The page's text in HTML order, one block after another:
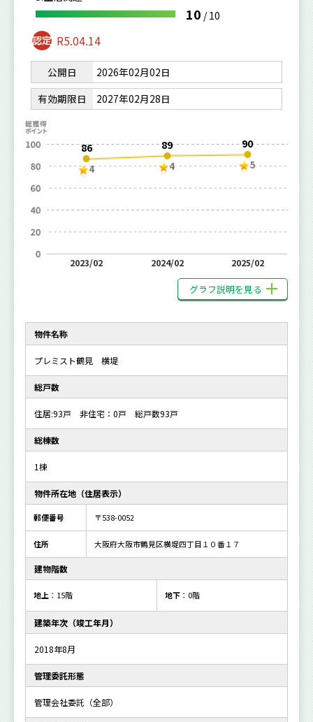
10 /10
R5.04.14
公開日
2026年02月02日
有効期限日
2027年02月28日
86
4
2023/02
89
4
2024/02
90
5
2025/02
グラフ説明を見る
物件名称
プレミスト鶴見 横堤
総戸数
住居:93戸 非住宅：0戸 総戸数93戸
総棟数
1棟
物件所在地（住居表示）
郵便番号 〒538-0052
住所 大阪府大阪市鶴見区横堤四丁目１０番１７
建物階数
地上 ：15階 地下：0階
建築年次（竣工年月）
2018年8月
管理委託形態
管理会社委託（全部）